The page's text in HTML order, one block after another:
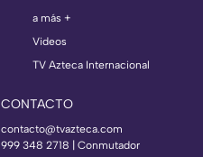
a más +
Videos
TV Azteca Internacional
CONTACTO
contacto@tvazteca.com
999 348 2718 | Conmutador